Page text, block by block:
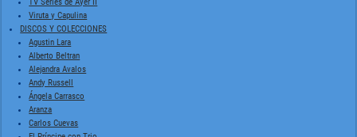
Viruta y Capulina
DISCOS Y COLECCIONES
Agustin Lara
Alberto Beltran
Alejandra Avalos
Andy Russell
Ángela Carrasco
Aranza
Carlos Cuevas